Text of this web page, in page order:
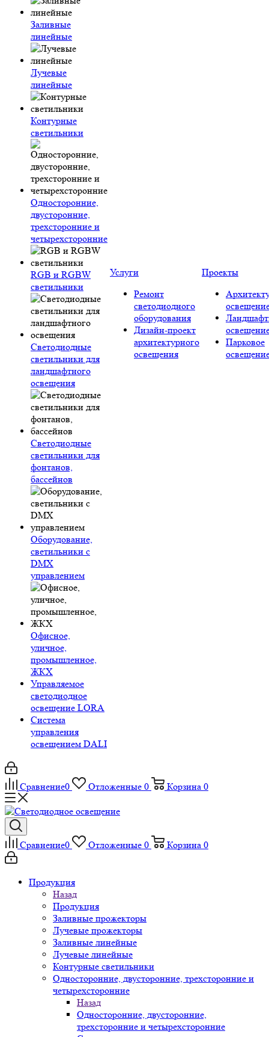
Заливные
линейные
Лучевые
линейные
Контурные
светильники
Односторонние,
двусторонние,
трехсторонние и
четырехсторонние
RGB и RGBW
светильники
Светодиодные
светильники для
ландшафтного
освещения
Светодиодные
светильники для
фонтанов,
бассейнов
Оборудование,
светильники с
DMX
управлением
Офисное,
уличное,
промышленное,
ЖКХ
Управляемое
светодиодное
освещение LORA
Система
управления
освещением DALI
Услуги
Ремонт
светодиодного
оборудования
Дизайн-проект
архитектурного
освещения
Проекты
Парковое
Сравнение0 Отложенные 0 Корзина 0
Сравнение0 Отложенные 0 Корзина 0
Продукция
Назад
Продукция
Заливные прожекторы
Лучевые прожекторы
Заливные линейные
Лучевые линейные
Контурные светильники
Односторонние, двусторонние, трехсторонние и
четырехсторонние
Назад
Односторонние, двусторонние,
трехсторонние и четырехсторонние